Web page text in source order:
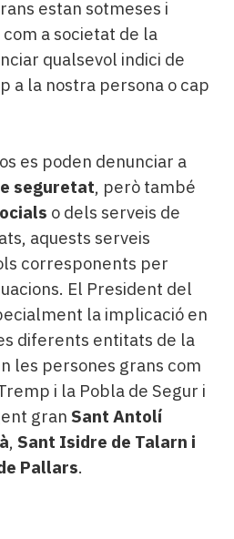
estan sotmeses i
a societat de la
qualsevol indici de
a la nostra persona o cap
es poden denunciar a
seguretat, però també
o dels serveis de
aquests serveis
corresponents per
El President del
la implicació en
diferents entitats de la
les persones grans com
i la Pobla de Segur i
gran Sant Antolí
, Sant Isidre de Talarn i
Pallars.